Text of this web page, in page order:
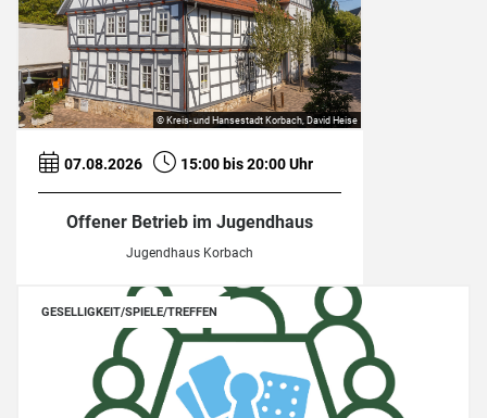
07.08.2026 15:00 bis 20:00 Uhr
Offener Betrieb im Jugendhaus
Jugendhaus Korbach
© Kreis- und Hansestadt Korbach, David Heise
GESELLIGKEIT/SPIELE/TREFFEN